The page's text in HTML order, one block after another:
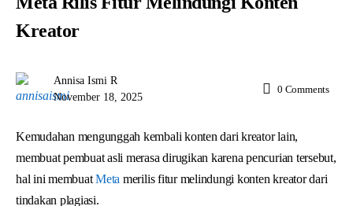
Kreator
Annisa Ismi R
November 18, 2025
0 Comments
Kemudahan mengunggah kembali konten dari kreator lain,
membuat pembuat asli merasa dirugikan karena pencurian tersebut,
hal ini membuatMeta merilis fitur melindungi konten kreator dari
tindakan plagiasi.